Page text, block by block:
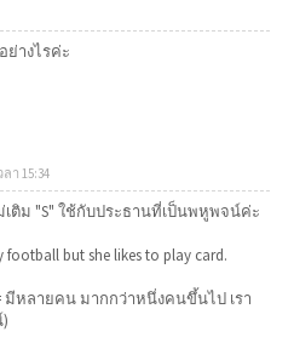
ย่างไรค่ะ
า 15:34
เติม "S" ใช้กับประธานที่เป็นพหูพจน์ค่ะ
football but she likes to play card.
มีหลายคน มากกว่าหนึ่งคนขึ้นไป เรา